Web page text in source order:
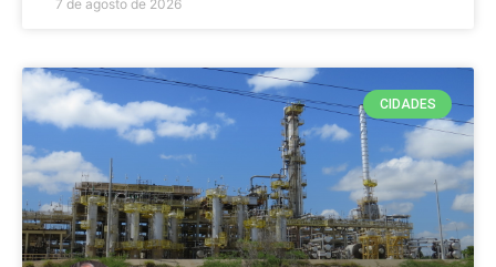
7 de agosto de 2026
CIDADES